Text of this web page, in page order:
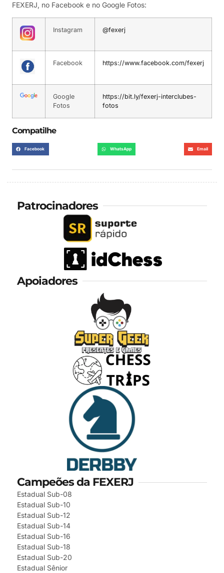
FEXERJ, no Facebook e no Google Fotos:
Instagram @fexerj
Facebook https://www.facebook.com/fexerj
Google
Fotos
https://bit.ly/fexerj-interclubes-
fotos
Compatilhe
Facebook WhatsApp Email
Patrocinadores
Apoiadores
Campeões da FEXERJ
Estadual Sub-08
Estadual Sub-10
Estadual Sub-12
Estadual Sub-14
Estadual Sub-16
Estadual Sub-18
Estadual Sub-20
Estadual Sênior